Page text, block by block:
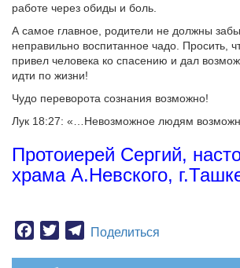
работе через обиды и боль.
А самое главное, родители не должны
неправильно воспитанное чадо. Просить,
привел человека ко спасению и дал
идти по жизни!
Чудо переворота сознания возможно!
Лук 18:27: «…Невозможное людям
Протоиерей Сергий,
храма А.Невского,
Facebook
TwitterTelegram
Поделиться